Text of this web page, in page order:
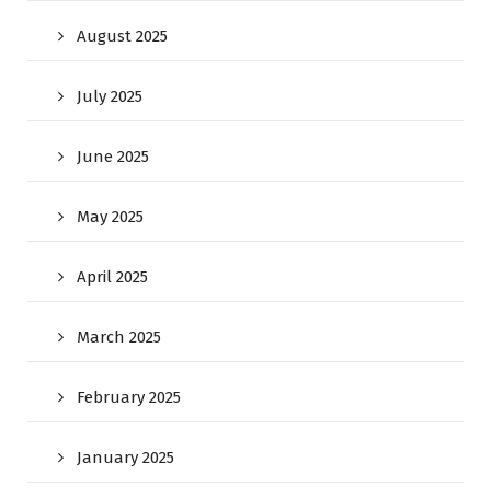
August 2025
July 2025
June 2025
May 2025
April 2025
March 2025
February 2025
January 2025